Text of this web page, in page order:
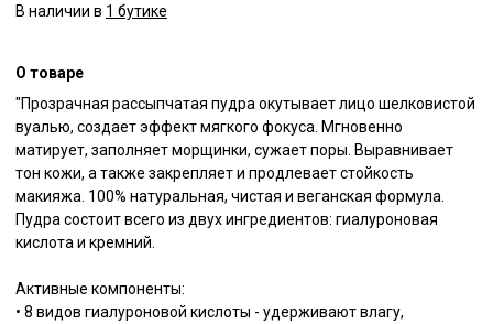
В наличии в 1 бутике
О товаре
"Прозрачная рассыпчатая пудра окутывает лицо шелковистой
вуалью, создает эффект мягкого фокуса. Мгновенно
матирует, заполняет морщинки, сужает поры. Выравнивает
тон кожи, а также закрепляет и продлевает стойкость
макияжа. 100% натуральная, чистая и веганская формула.
Пудра состоит всего из двух ингредиентов: гиалуроновая
кислота и кремний.
Активные компоненты:
• 8 видов гиалуроновой кислоты - удерживают влагу,